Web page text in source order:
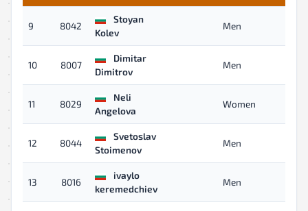
9 8042
Stoyan
Kolev
Men
10 8007
Dimitar
Dimitrov
Men
11 8029
Neli
Angelova
Women
12 8044
Svetoslav
Stoimenov
Men
13 8016
ivaylo
keremedchiev
Men